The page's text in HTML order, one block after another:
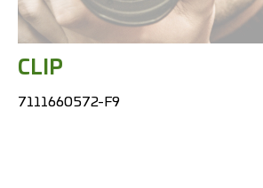
CLIP
7111660572-F9